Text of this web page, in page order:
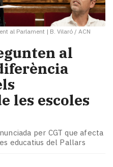
al Parlament | B. Vilaró / ACN
al
les escoles
per CGT que afecta
educatius del Pallars